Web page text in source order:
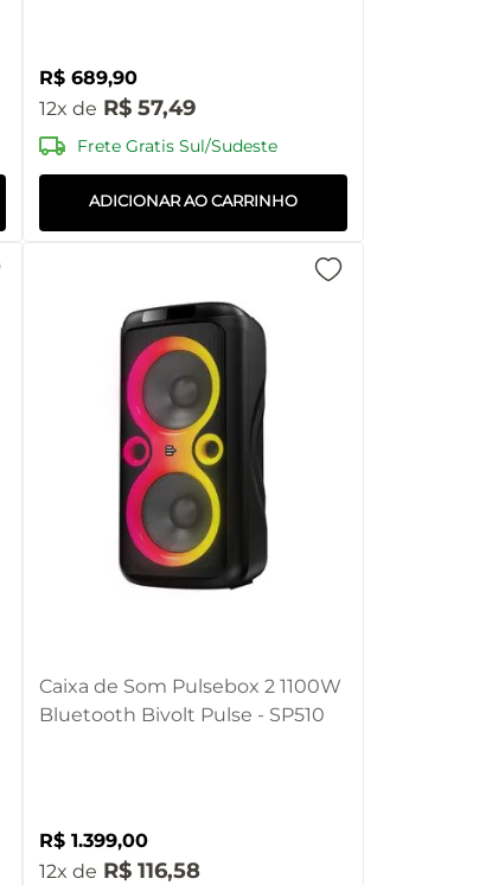
R$ 689,90
12
R$ 57,49
Frete Gratis Sul/Sudeste
ADICIONAR AO CARRINHO
Caixa de Som Pulsebox 2 1100W
Bluetooth Bivolt Pulse - SP510
R$ 1.399,00
12
R$ 116,58